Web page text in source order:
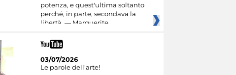
potenza, e quest'ultima soltanto
perché, in parte, secondava la
libertà. — Marguerite
03/07/2026
Le parole dell'arte!